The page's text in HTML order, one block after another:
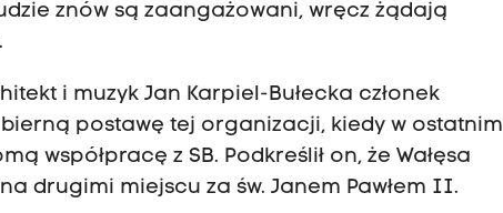
znów są zaangażowani, wręcz żądają
i muzyk Jan Karpiel-Bułecka członek
bierną postawę tej organizacji, kiedy w ostatnim
współpracę z SB. Podkreślił on, że Wałęsa
drugimi miejscu za św. Janem Pawłem II.